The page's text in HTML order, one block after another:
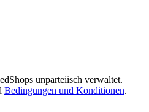
unparteiisch verwaltet.
Bedingungen und Konditionen.